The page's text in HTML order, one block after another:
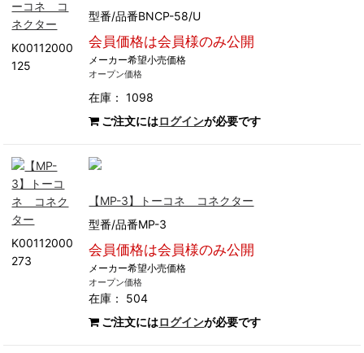
K00112000
125
型番/品番BNCP-58/U
会員価格は会員様のみ公開
メーカー希望小売価格
オープン価格
在庫： 1098
ご注文にはログインが必要です
K00112000
273
【MP-3】トーコネ コネクター
型番/品番MP-3
会員価格は会員様のみ公開
メーカー希望小売価格
オープン価格
在庫： 504
ご注文にはログインが必要です